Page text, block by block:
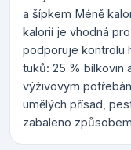
a šípkem Méně
kalorií je vhodná
podporuje kontrolu
tuků: 25 % bílkovin
výživovým
umělých přísad,
zabaleno